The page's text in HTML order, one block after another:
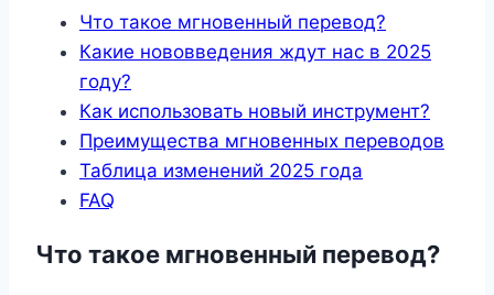
Что такое мгновенный перевод?
Какие нововведения ждут нас в 2025
году?
Как использовать новый инструмент?
Преимущества мгновенных переводов
Таблица изменений 2025 года
FAQ
Что такое мгновенный перевод?